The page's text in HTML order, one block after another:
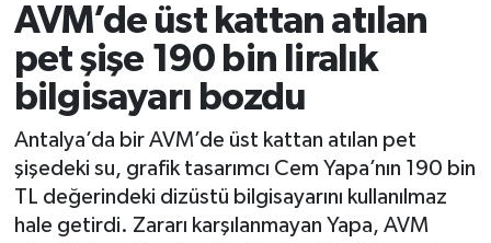
AVM’de üst kattan atılan
pet şişe 190 bin liralık
bilgisayarı bozdu
Antalya’da bir AVM’de üst kattan atılan pet
şişedeki su, grafik tasarımcı Cem Yapa’nın 190 bin
TL değerindeki dizüstü bilgisayarını kullanılmaz
hale getirdi. Zararı karşılanmayan Yapa, AVM
Yerel Yönetim
Ekonomi
Spor
Yaşam
Trafik Durumu
Süper Lig Puan Durumu ve Fikstür
Tüm Manşetler
Son Dakika Haberleri